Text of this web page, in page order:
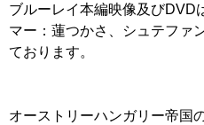
ブルーレイ本編映像及びDVD
マー：蓮つかさ、シュテファ
ております。
オーストリーハンガリー帝国